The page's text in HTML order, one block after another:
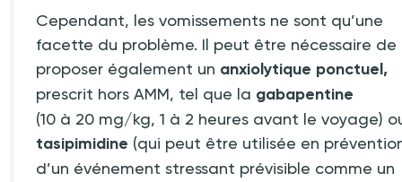
Cependant, les vomissements ne sont qu’une
facette du problème. Il peut être nécessaire de
proposer également un anxiolytique ponctuel,
prescrit hors AMM, tel que la gabapentine
(10 à 20 mg/kg, 1 à 2 heures avant le voyage)
tasipimidine (qui peut être utilisée en
d’un événement stressant prévisible comme un